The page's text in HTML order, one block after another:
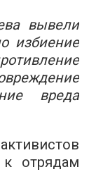
вывели
избиение
вреда
отрядам